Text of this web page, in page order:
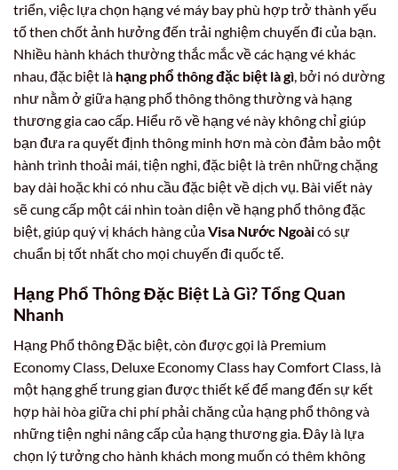
triển, việc lựa chọn hạng vé máy bay phù hợp trở thành yếu
tố then chốt ảnh hưởng đến trải nghiệm chuyến đi của bạn.
Nhiều hành khách thường thắc mắc về các hạng vé khác
nhau, đặc biệt là hạng phổ thông đặc biệt là gì, bởi nó dường
như nằm ở giữa hạng phổ thông thông thường và hạng
thương gia cao cấp. Hiểu rõ về hạng vé này không chỉ giúp
bạn đưa ra quyết định thông minh hơn mà còn đảm bảo một
hành trình thoải mái, tiện nghi, đặc biệt là trên những chặng
bay dài hoặc khi có nhu cầu đặc biệt về dịch vụ. Bài viết này
sẽ cung cấp một cái nhìn toàn diện về hạng phổ thông đặc
biệt, giúp quý vị khách hàng củaVisa Nước Ngoàicó sự
chuẩn bị tốt nhất cho mọi chuyến đi quốc tế.
Hạng Phổ Thông Đặc Biệt Là Gì? Tổng Quan
Nhanh
Hạng Phổ thông Đặc biệt, còn được gọi là Premium
Economy Class, Deluxe Economy Class hay Comfort Class, là
một hạng ghế trung gian được thiết kế để mang đến sự kết
hợp hài hòa giữa chi phí phải chăng của hạng phổ thông và
những tiện nghi nâng cấp của hạng thương gia. Đây là lựa
chọn lý tưởng cho hành khách mong muốn có thêm không